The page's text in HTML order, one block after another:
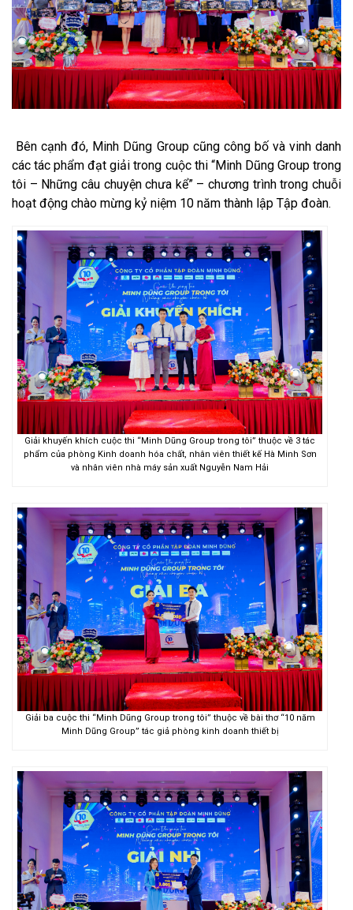
Bên cạnh đó, Minh Dũng Group cũng công bố và vinh danh
các tác phẩm đạt giải trong cuộc thi “Minh Dũng Group trong
tôi – Những câu chuyện chưa kể” – chương trình trong chuỗi
hoạt động chào mừng kỷ niệm 10 năm thành lập Tập đoàn.
Giải khuyến khích cuộc thi “Minh Dũng Group trong tôi” thuộc về 3 tác
phẩm của phòng Kinh doanh hóa chất, nhân viên thiết kế Hà Minh Sơn
và nhân viên nhà máy sản xuất Nguyễn Nam Hải
Giải ba cuộc thi “Minh Dũng Group trong tôi” thuộc về bài thơ “10 năm
Minh Dũng Group” tác giả phòng kinh doanh thiết bị